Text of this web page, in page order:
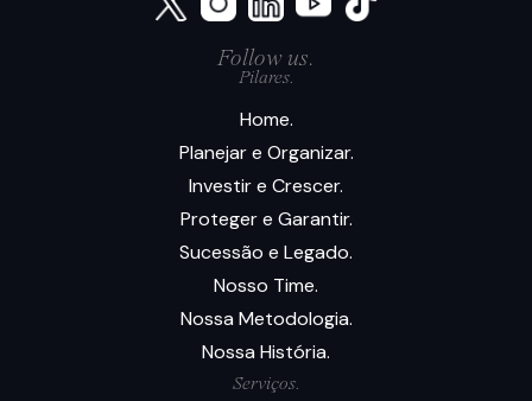
Follow us.
Pilares.
Home.
Planejar e Organizar.
Investir e Crescer.
Proteger e Garantir.
Sucessão e Legado.
Nosso Time.
Nossa Metodologia.
Nossa História.
Serviços.